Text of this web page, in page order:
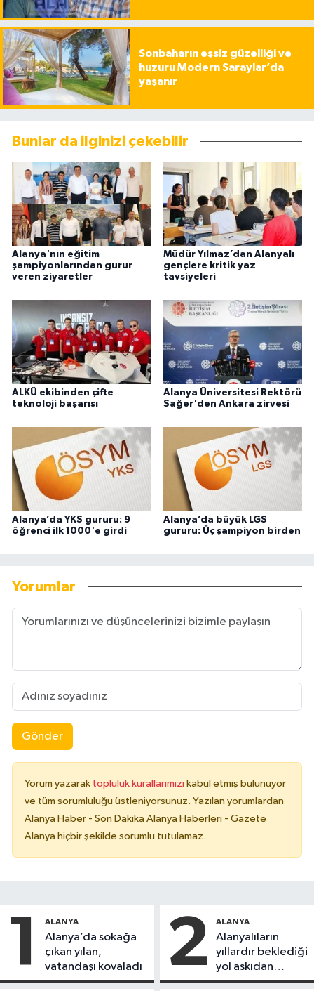
Sonbaharın eşsiz güzelliği ve
huzuru Modern Saraylar’da
yaşanır
Bunlar da ilginizi çekebilir
Alanya'nın eğitim
şampiyonlarından gurur
veren ziyaretler
Müdür Yılmaz’dan Alanyalı
gençlere kritik yaz
tavsiyeleri
ALKÜ ekibinden çifte
teknoloji başarısı
Alanya Üniversitesi Rektörü
Sağer'den Ankara zirvesi
Alanya’da YKS gururu: 9
öğrenci ilk 1000'e girdi
Alanya’da büyük LGS
gururu: Üç şampiyon birden
Yorumlar
Gönder
Yorum yazarak topluluk kurallarımızı kabul etmiş bulunuyor
ve tüm sorumluluğu üstleniyorsunuz. Yazılan yorumlardan
Alanya Haber - Son Dakika Alanya Haberleri - Gazete
Alanya hiçbir şekilde sorumlu tutulamaz.
1 ALANYA
Alanya’da sokağa
çıkan yılan,
vatandaşı kovaladı
2 ALANYA
Alanyalıların
yıllardır beklediği
yol askıdan
döndü